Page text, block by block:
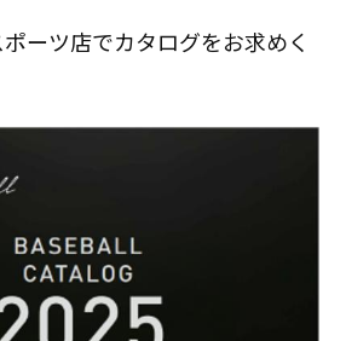
ーツ店でカタログをお求めく